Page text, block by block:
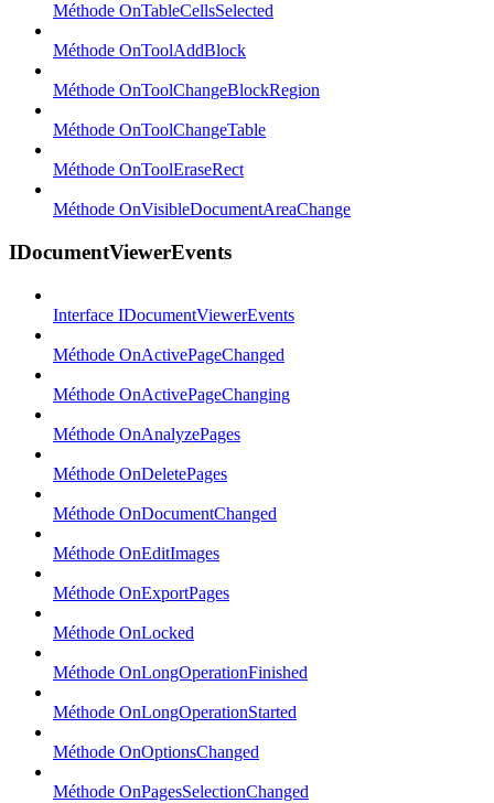
Méthode OnTableCellsSelected
Méthode OnToolAddBlock
Méthode OnToolChangeBlockRegion
Méthode OnToolChangeTable
Méthode OnToolEraseRect
Méthode OnVisibleDocumentAreaChange
IDocumentViewerEvents
Interface IDocumentViewerEvents
Méthode OnActivePageChanged
Méthode OnActivePageChanging
Méthode OnAnalyzePages
Méthode OnDeletePages
Méthode OnDocumentChanged
Méthode OnEditImages
Méthode OnExportPages
Méthode OnLocked
Méthode OnLongOperationFinished
Méthode OnLongOperationStarted
Méthode OnOptionsChanged
Méthode OnPagesSelectionChanged